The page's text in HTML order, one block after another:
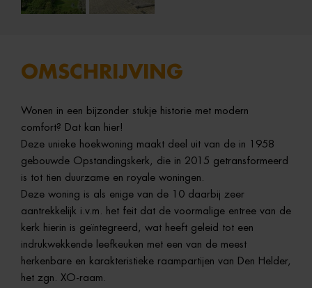
OMSCHRIJVING
Wonen in een bijzonder stukje historie met modern
comfort? Dat kan hier!
Deze unieke hoekwoning maakt deel uit van de in 1958
gebouwde Opstandingskerk, die in 2015 getransformeerd
is tot tien duurzame en royale woningen.
Deze woning is als enige van de 10 daarbij zeer
aantrekkelijk i.v.m. het feit dat de voormalige entree van de
kerk hierin is geïntegreerd, wat heeft geleid tot een
indrukwekkende leefkeuken met een van de meest
herkenbare en karakteristieke raampartijen van Den Helder,
het zgn. XO-raam.